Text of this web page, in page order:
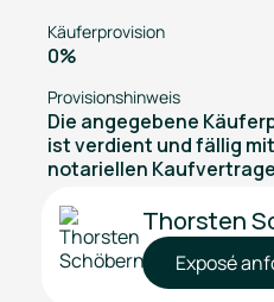
Käuferprovision
0%
Provisionshinweis
Die angegebene
ist verdient und fällig
notariellen
Thorsten
Exposé